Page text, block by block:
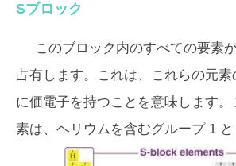
Sブロック
このブロック内のすべての要素
占有します。これは、これらの元
に価電子を持つことを意味します
素は、ヘリウムを含むグループ 1 と